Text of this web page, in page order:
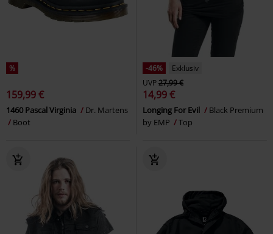
%
159,99 €
1460 Pascal Virginia
Dr. Martens
Boot
-46%
Exklusiv
UVP27,99 €
14,99 €
Longing For Evil
Black Premium
by EMP
Top